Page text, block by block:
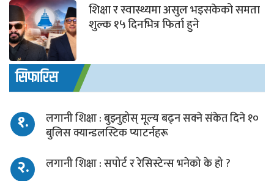
शिक्षा र स्वास्थ्यमा असुल भइसकेको समता
शुल्क १५ दिनभित्र फिर्ता हुने
सिफारिस
१.
लगानी शिक्षा : बुझ्नुहोस् मूल्य बढ्न सक्ने संकेत दिने १०
बुलिस क्यान्डलस्टिक प्याटर्नहरू
२. लगानी शिक्षा : सपोर्ट र रेसिस्टेन्स भनेको के हो ?